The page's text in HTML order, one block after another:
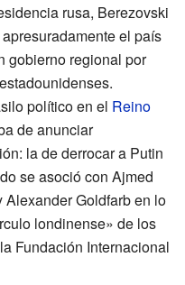
rusa, Berezovski
el país
gobierno regional por
político en el Reino
de anunciar
la de derrocar a Putin
se asoció con Ajmed
Alexander Goldfarb en lo
londinense» de los
Fundación Internacional